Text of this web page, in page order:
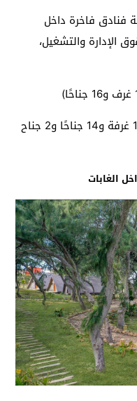
فاخرة داخل
الإدارة والتشغيل،
ريكسوس ناريمان 2 (144 وحدة: 128 غرفة و14 جناحًا و2 جناح
الغابات